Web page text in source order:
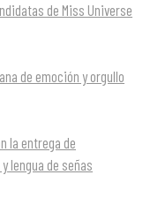
de Miss Universe
de emoción y orgullo
la entrega de
lengua de señas